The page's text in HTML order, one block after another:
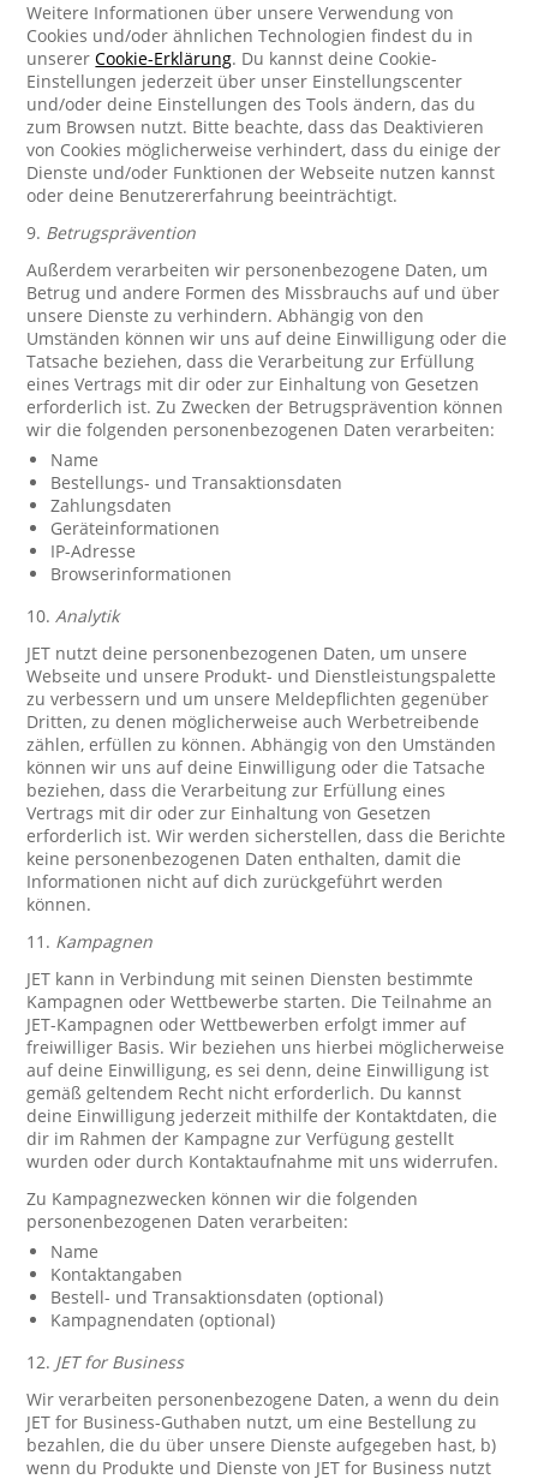
Weitere Informationen über unsere Verwendung von
Cookies und/oder ähnlichen Technologien findest du in
unsererCookie-Erklärung. Du kannst deine Cookie-
Einstellungen jederzeit über unser Einstellungscenter
und/oder deine Einstellungen des Tools ändern, das du
zum Browsen nutzt. Bitte beachte, dass das Deaktivieren
von Cookies möglicherweise verhindert, dass du einige der
Dienste und/oder Funktionen der Webseite nutzen kannst
oder deine Benutzererfahrung beeinträchtigt.
9. Betrugsprävention
Außerdem verarbeiten wir personenbezogene Daten, um
Betrug und andere Formen des Missbrauchs auf und über
unsere Dienste zu verhindern. Abhängig von den
Umständen können wir uns auf deine Einwilligung oder die
Tatsache beziehen, dass die Verarbeitung zur Erfüllung
eines Vertrags mit dir oder zur Einhaltung von Gesetzen
erforderlich ist. Zu Zwecken der Betrugsprävention können
wir die folgenden personenbezogenen Daten verarbeiten:
Name
Bestellungs- und Transaktionsdaten
Zahlungsdaten
Geräteinformationen
IP-Adresse
Browserinformationen
10.Analytik
JET nutzt deine personenbezogenen Daten, um unsere
Webseite und unsere Produkt- und Dienstleistungspalette
zu verbessern und um unsere Meldepflichten gegenüber
Dritten, zu denen möglicherweise auch Werbetreibende
zählen, erfüllen zu können. Abhängig von den Umständen
können wir uns auf deine Einwilligung oder die Tatsache
beziehen, dass die Verarbeitung zur Erfüllung eines
Vertrags mit dir oder zur Einhaltung von Gesetzen
erforderlich ist. Wir werden sicherstellen, dass die Berichte
keine personenbezogenen Daten enthalten, damit die
Informationen nicht auf dich zurückgeführt werden
können.
11. Kampagnen
JET kann in Verbindung mit seinen Diensten bestimmte
Kampagnen oder Wettbewerbe starten. Die Teilnahme an
JET-Kampagnen oder Wettbewerben erfolgt immer auf
freiwilliger Basis. Wir beziehen uns hierbei möglicherweise
auf deine Einwilligung, es sei denn, deine Einwilligung ist
gemäß geltendem Recht nicht erforderlich. Du kannst
deine Einwilligung jederzeit mithilfe der Kontaktdaten, die
dir im Rahmen der Kampagne zur Verfügung gestellt
wurden oder durch Kontaktaufnahme mit uns widerrufen.
Zu Kampagnezwecken können wir die folgenden
personenbezogenen Daten verarbeiten:
Name
Kontaktangaben
Bestell- und Transaktionsdaten (optional)
Kampagnendaten (optional)
12. JET for Business
Wir verarbeiten personenbezogene Daten, a wenn du dein
JET for Business-Guthaben nutzt, um eine Bestellung zu
bezahlen, die du über unsere Dienste aufgegeben hast, b)
wenn du Produkte und Dienste von JET for Business nutzt